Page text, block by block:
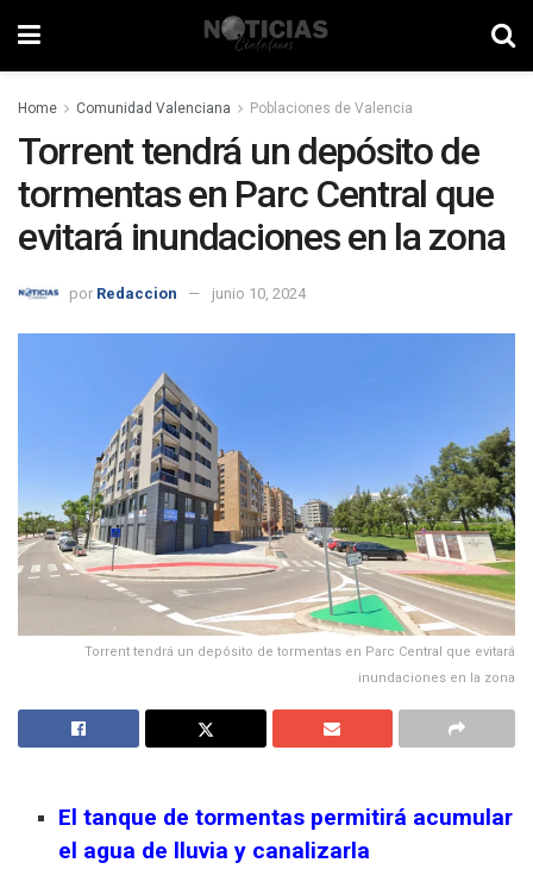
Home Comunidad Valenciana Poblaciones de Valencia
Torrent tendrá un depósito de
tormentas en Parc Central que
evitará inundaciones en la zona
por Redaccion junio 10, 2024
Torrent tendrá un depósito de tormentas en Parc Central que evitará
inundaciones en la zona
El tanque de tormentas permitirá acumular
el agua de lluvia y canalizarla